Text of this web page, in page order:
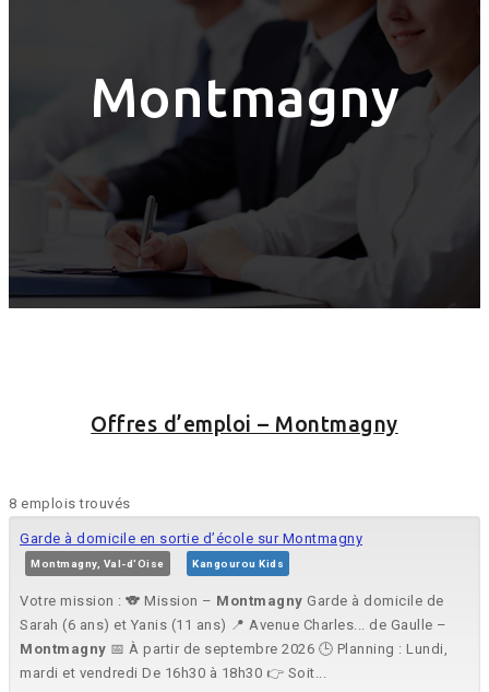
Montmagny
Offres d’emploi – Montmagny
8 emplois trouvés
Garde à domicile en sortie d’école sur Montmagny
Montmagny, Val-d'Oise Kangourou Kids
Votre mission : 🐨 Mission – Montmagny Garde à domicile de
Sarah (6 ans) et Yanis (11 ans) 📍 Avenue Charles... de Gaulle –
Montmagny 📅 À partir de septembre 2026 🕒 Planning : Lundi,
mardi et vendredi De 16h30 à 18h30 👉 Soit...